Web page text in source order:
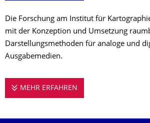
Die Forschung am Institut für
mit der Konzeption und Umsetzung
Darstellungsmethoden für analoge und
Ausgabemedien.
MEHR ERFAHREN